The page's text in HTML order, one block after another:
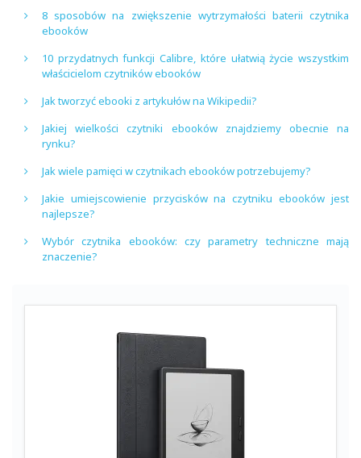
8 sposobów na zwiększenie wytrzymałości baterii czytnika
ebooków
10 przydatnych funkcji Calibre, które ułatwią życie wszystkim
właścicielom czytników ebooków
Jak tworzyć ebooki z artykułów na Wikipedii?
Jakiej wielkości czytniki ebooków znajdziemy obecnie na
rynku?
Jak wiele pamięci w czytnikach ebooków potrzebujemy?
Jakie umiejscowienie przycisków na czytniku ebooków jest
najlepsze?
Wybór czytnika ebooków: czy parametry techniczne mają
znaczenie?